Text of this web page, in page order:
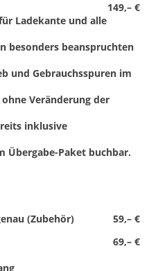
149,– €
Ladekante und alle
besonders beanspruchten
und Gebrauchsspuren im
Veränderung der
inklusive
Übergabe-Paket buchbar.
59,– €
(Zubehör)
69,– €